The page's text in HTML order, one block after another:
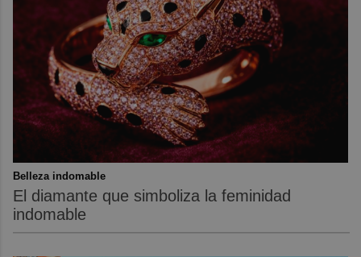
Belleza indomable
El diamante que simboliza la feminidad
indomable